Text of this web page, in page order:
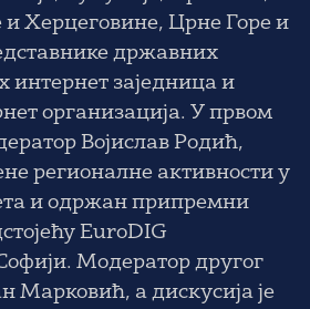
и Херцеговине, Црне Горе и
државних
интернет заједница и
организација. У првом
Војислав Родић,
регионалне активности у
и одржан припремни
EuroDIG
Модератор другог
Марковић, а дискусија је